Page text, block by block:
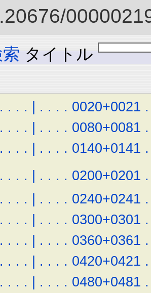
タイトル
. . . . | . . . . 0020+0021 .
. . . . | . . . . 0080+0081 .
. . . . | . . . . 0140+0141 .
. . . . | . . . . 0200+0201 .
. . . . | . . . . 0240+0241 .
. . . . | . . . . 0300+0301 .
. . . . | . . . . 0360+0361 .
. . . . | . . . . 0420+0421 .
. . . . | . . . . 0480+0481 .